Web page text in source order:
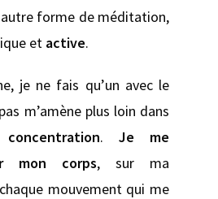
forme de méditation,
et active.
je ne fais qu’un avec le
m’amène plus loin dans
. Je me
mon corps, sur ma
mouvement qui me